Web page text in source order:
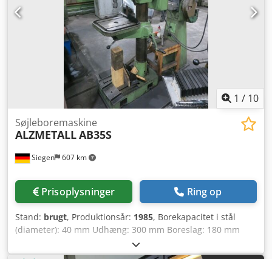
1 / 10
Siegen 607 km
Søjleboremaskine
ALZMETALLAB35S
Prisoplysninger Ring op
Stand: brugt, Produktionsår: 1985, Borekapacitet i stål
(diameter): 40 mm Udhæng: 300 mm Boreslag: 180 mm
Omdrejningstal: 55-1450 o/min Forskruning: 0,1-0,3
mm/omdr. Maskinnummer: 5112 Bordstørrelse: 620x470